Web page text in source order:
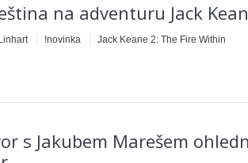
na adventuru Jack
!novinka Jack Keane 2: The Fire Within
s Jakubem Marešem